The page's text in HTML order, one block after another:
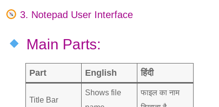
3. Notepad User Interface
Main Parts:
Part English हिंदी
Title Bar
Shows file
फाइल का नाम